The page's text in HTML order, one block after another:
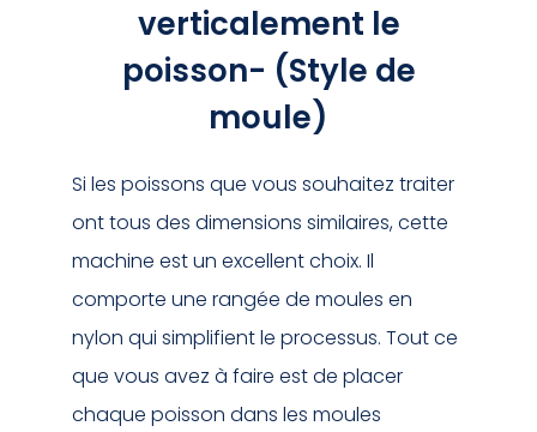
verticalement le
poisson- (Style de
moule)
Si les poissons que vous souhaitez traiter
ont tous des dimensions similaires, cette
machine est un excellent choix. Il
comporte une rangée de moules en
nylon qui simplifient le processus. Tout ce
que vous avez à faire est de placer
chaque poisson dans les moules